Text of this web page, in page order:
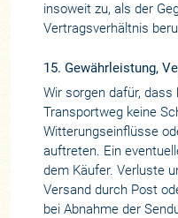
insoweit zu, als der
Vertragsverhältnis
15. Gewährleistung,
Wir sorgen dafür,
Transportweg keine
Witterungseinflüsse
auftreten. Ein
dem Käufer. Verluste
Versand durch Post
bei Abnahme der